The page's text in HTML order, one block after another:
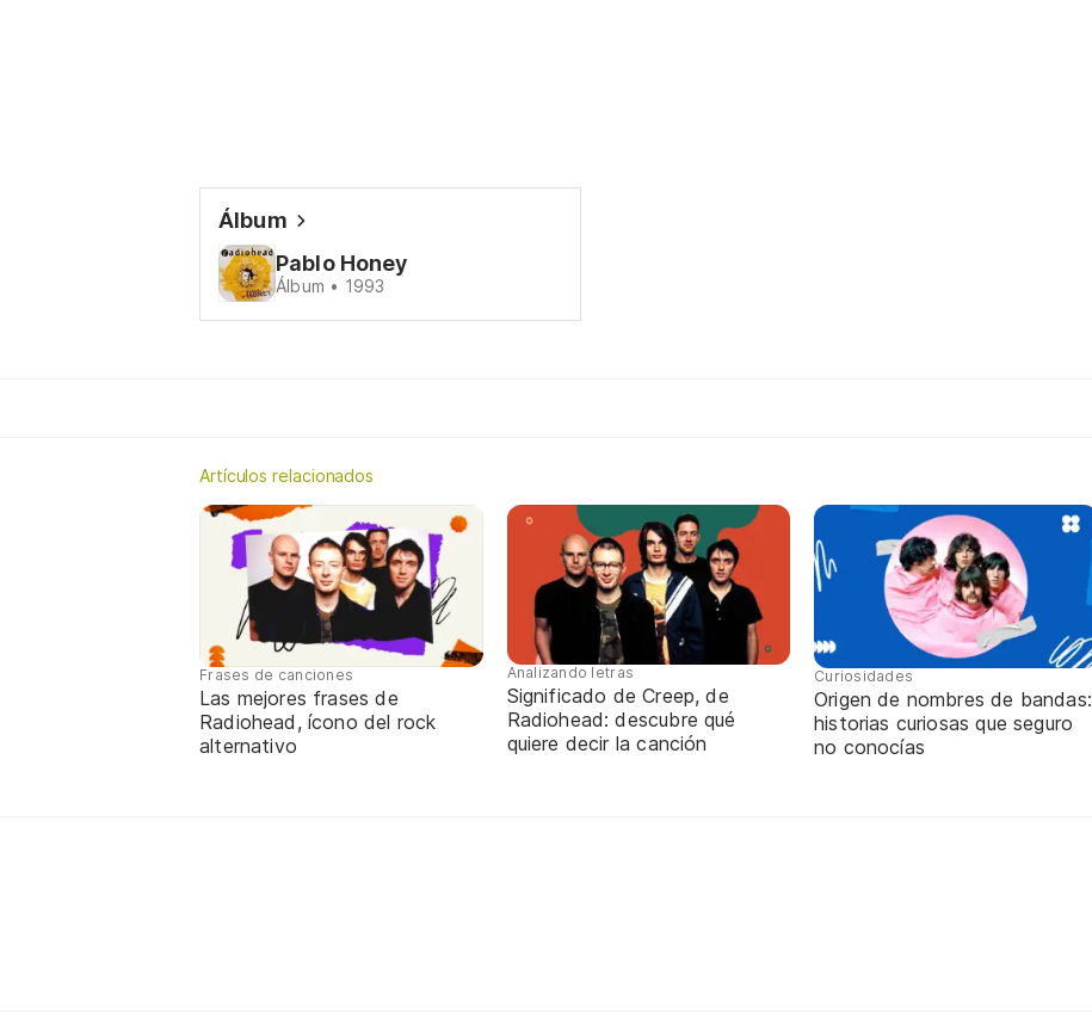
Álbum
Pablo Honey
Álbum • 1993
Artículos relacionados
Frases de canciones
Las mejores frases de
Radiohead, ícono del rock
alternativo
Analizando letras
Significado de Creep, de
Radiohead: descubre qué
quiere decir la canción
Curiosidades
Origen de nombres de bandas:
historias curiosas que seguro
no conocías